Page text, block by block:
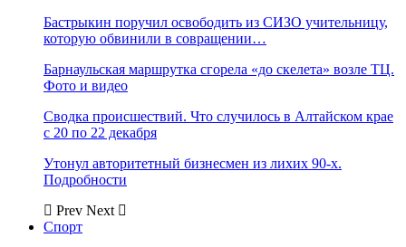
Бастрыкин поручил освободить из СИЗО учительницу,
которую обвинили в совращении…
Барнаульская маршрутка сгорела «до скелета» возле ТЦ.
Фото и видео
Сводка происшествий. Что случилось в Алтайском крае
с 20 по 22 декабря
Утонул авторитетный бизнесмен из лихих 90-х.
Подробности
Prev Next
Спорт